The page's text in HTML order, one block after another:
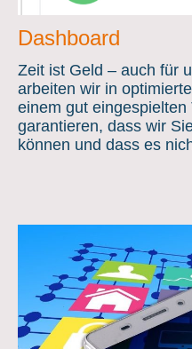
Dashboard
Zeit ist Geld – auch für
arbeiten wir in
einem gut
garantieren, dass wir
können und dass es